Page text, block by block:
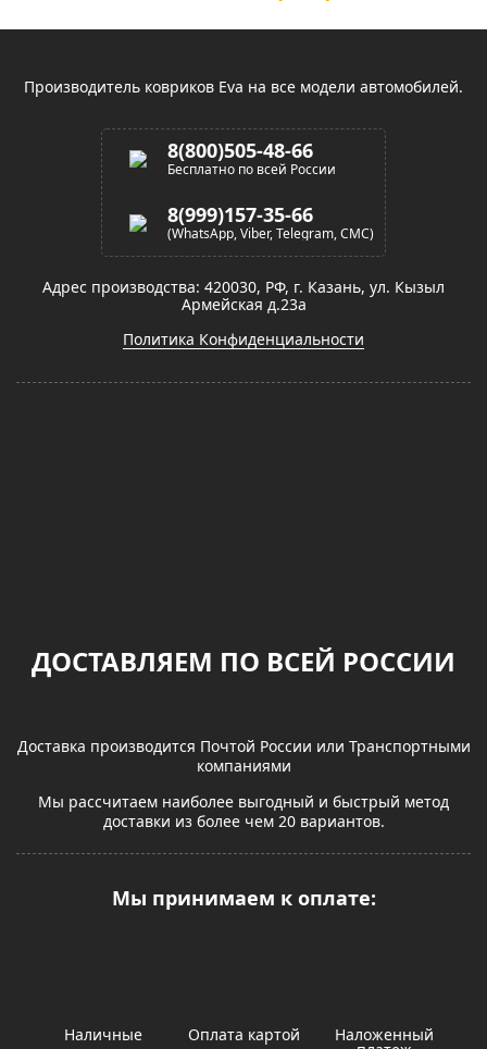
Производитель ковриков Eva на все модели автомобилей.
8(800)505-48-66
Бесплатно по всей России
8(999)157-35-66
(WhatsApp, Viber, Telegram, СМС)
Адрес производства: 420030, РФ, г. Казань, ул. Кызыл
Армейская д.23а
Политика Конфиденциальности
ДОСТАВЛЯЕМ ПО ВСЕЙ РОССИИ
Доставка производится Почтой России или Транспортными
компаниями
Мы рассчитаем наиболее выгодный и быстрый метод
доставки из более чем 20 вариантов.
Мы принимаем к оплате:
Наличные Оплата картой Наложенный